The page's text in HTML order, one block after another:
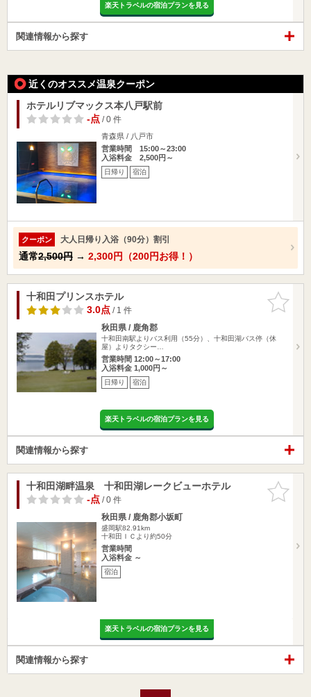
楽天トラベルの宿泊プランを見る
関連情報から探す
近くのオススメ温泉クーポン
ホテルリブマックス本八戸駅前
-点/ 0 件
青森県 / 八戸市
営業時間 15:00～23:00
入浴料金 2,500円～
日帰り 宿泊
クーポン 大人日帰り入浴（90分）割引
通常2,500円 → 2,300円（200円お得！）
お気に入
りに追加
十和田プリンスホテル
3.0点/ 1 件
秋田県 / 鹿角郡
十和田南駅よりバス利用（55分）、十和田湖バス停（休
屋）よりタクシー…
営業時間 12:00～17:00
入浴料金 1,000円～
日帰り 宿泊
楽天トラベルの宿泊プランを見る
関連情報から探す
お気に入
りに追加
十和田湖畔温泉 十和田湖レークビューホテル
-点/ 0 件
秋田県 / 鹿角郡小坂町
盛岡駅82.91km
十和田ＩＣより約50分
営業時間
入浴料金 ～
宿泊
楽天トラベルの宿泊プランを見る
関連情報から探す